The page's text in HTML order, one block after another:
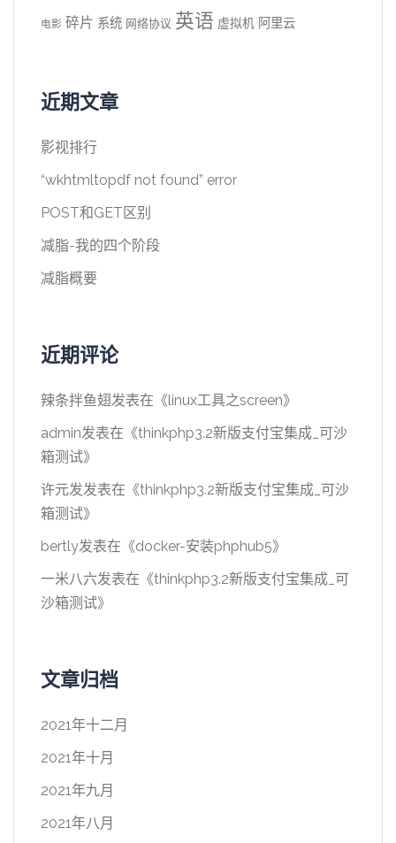
电影 碎片 系统 网络协议 英语 虚拟机 阿里云
近期文章
影视排行
“wkhtmltopdf not found” error
POST和GET区别
减脂-我的四个阶段
减脂概要
近期评论
辣条拌鱼翅发表在《linux工具之screen》
admin发表在《thinkphp3.2新版支付宝集成_可沙
箱测试》
许元发发表在《thinkphp3.2新版支付宝集成_可沙
箱测试》
bertly发表在《docker-安装phphub5》
一米八六发表在《thinkphp3.2新版支付宝集成_可
沙箱测试》
文章归档
2021年十二月
2021年十月
2021年九月
2021年八月